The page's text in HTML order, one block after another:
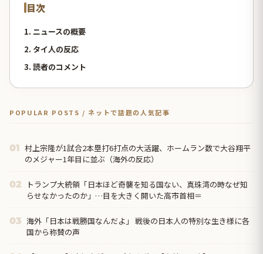
目次
1. ニュースの概要
2. タイ人の反応
3. 読者のコメント
POPULAR POSTS / ネットで話題の人気記事
01 村上宗隆が1試合2本塁打6打点の大活躍、ホームラン数で大谷翔平
のメジャー1年目に並ぶ（海外の反応）
02
トランプ大統領「日本ほど奇襲を知る国ない、真珠湾の時なぜ知
らせなかったのか」…目を大きく開いた高市首相＝
03 海外「日本は戦勝国なんだよ」 戦後の日本人の特別な生き様に各
国から称賛の声